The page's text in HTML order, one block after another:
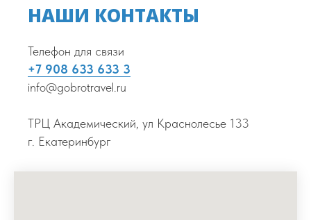
НАШИ КОНТАКТЫ
Телефон для связи
+7 908 633 633 3
info@gobrotravel.ru
ТРЦ Академический, ул Краснолесье 133
г. Екатеринбург